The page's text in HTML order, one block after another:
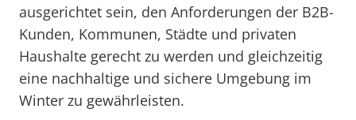
ausgerichtet sein, den Anforderungen der B2B-
Kunden, Kommunen, Städte und privaten
Haushalte gerecht zu werden und gleichzeitig
eine nachhaltige und sichere Umgebung im
Winter zu gewährleisten.